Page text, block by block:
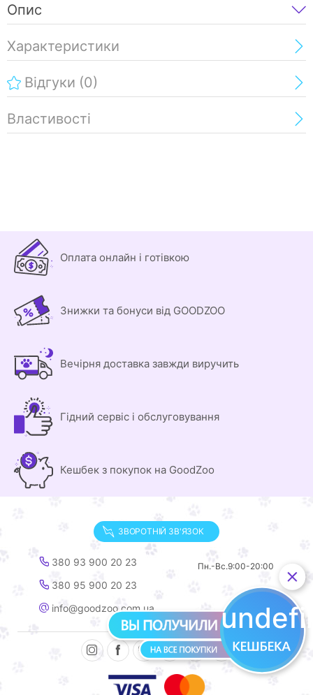
Опис
Характеристики
Відгуки (0)
Властивості
Оплата онлайн і готівкою
Знижки та бонуси від GOODZOO
Вечірня доставка завжди виручить
Гідний сервіс і обслуговування
Кешбек з покупок на GoodZoo
ЗВОРОТНІЙ ЗВ'ЯЗОК
380 93 900 20 23
380 95 900 20 23
info@goodzoo.com.ua
Пн.-Вс.9:00-20:00